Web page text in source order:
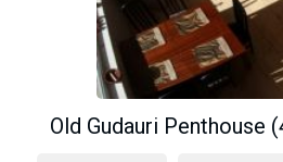
Old Gudauri Penthouse